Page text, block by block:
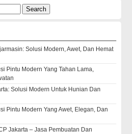
Solusi Modern, Awet, Dan Hemat
Pintu Modern Yang Tahan Lama,
Solusi Modern Untuk Hunian Dan
Pintu Modern Yang Awet, Elegan, Dan
Jakarta – Jasa Pembuatan Dan